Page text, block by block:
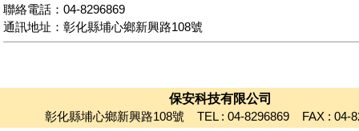
聯絡電話：04-8296869
通訊地址：彰化縣埔心鄉新興路108號
保安科技有限公司
彰化縣埔心鄉新興路108號 TEL : 04-8296869 FAX : 04-